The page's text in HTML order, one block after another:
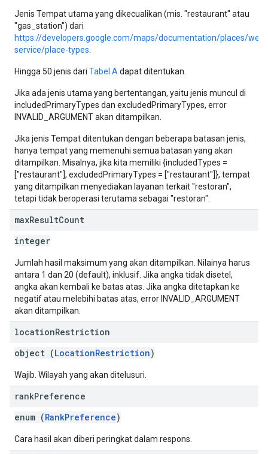
Jenis Tempat utama yang dikecualikan (mis. "restaurant" atau
"gas_station") dari
https://developers.google.com/maps/documentation/places/web-
service/place-types
Hingga 50 jenis dari Tabel A dapat ditentukan.
Jika ada jenis utama yang bertentangan, yaitu jenis muncul di
includedPrimaryTypes dan excludedPrimaryTypes, error
INVALID_ARGUMENT akan ditampilkan.
Jika jenis Tempat ditentukan dengan beberapa batasan jenis,
hanya tempat yang memenuhi semua batasan yang akan
ditampilkan. Misalnya, jika kita memiliki {includedTypes =
["restaurant"], excludedPrimaryTypes = ["restaurant"]}, tempat
yang ditampilkan menyediakan layanan terkait "restoran",
tetapi tidak beroperasi terutama sebagai "restoran".
maxResultCount
integer
Jumlah hasil maksimum yang akan ditampilkan. Nilainya harus
antara 1 dan 20 (default), inklusif. Jika angka tidak disetel,
angka akan kembali ke batas atas. Jika angka ditetapkan ke
negatif atau melebihi batas atas, error INVALID_ARGUMENT
akan ditampilkan.
locationRestriction
object (LocationRestriction)
Wajib. Wilayah yang akan ditelusuri.
rankPreference
enum (RankPreference)
Cara hasil akan diberi peringkat dalam respons.